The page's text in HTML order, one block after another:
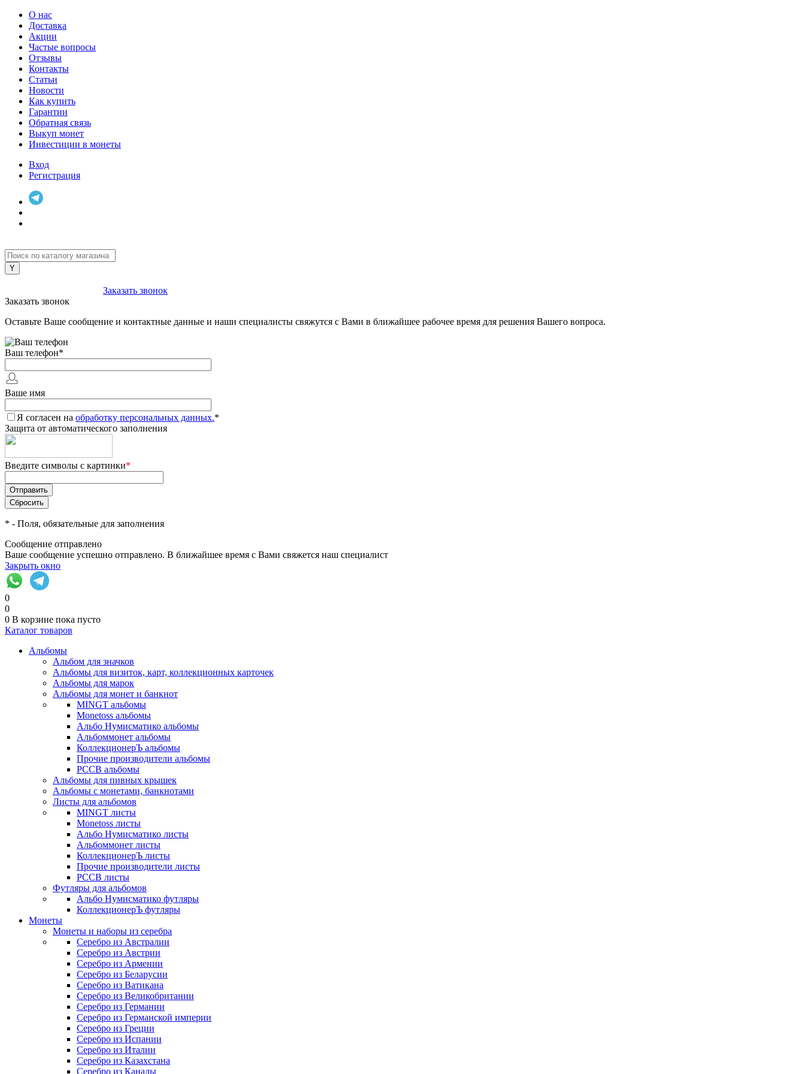
О нас
Доставка
Акции
Частые вопросы
Отзывы
Контакты
Статьи
Новости
Как купить
Гарантии
Обратная связь
Выкуп монет
Инвестиции в монеты
Вход
Регистрация
Заказать звонок
Заказать звонок
Оставьте Ваше сообщение и контактные данные и наши специалисты свяжутся с Вами в ближайшее рабочее время для решения Вашего вопроса.
Ваш телефон*
Ваше имя
Я согласен на обработку персональных данных.*
Защита от автоматического заполнения
Введите символы с картинки*
* - Поля, обязательные для заполнения
Сообщение отправлено
Ваше сообщение успешно отправлено. В ближайшее время с Вами свяжется наш специалист
Закрыть окно
0
0
0 В корзине пока пусто
Каталог товаров
Альбомы
Альбом для значков
Альбомы для визиток, карт, коллекционных карточек
Альбомы для марок
Альбомы для монет и банкнот
MINGT альбомы
Monetoss альбомы
Альбо Нумисматико альбомы
Альбоммонет альбомы
КоллекционерЪ альбомы
Прочие производители альбомы
РССВ альбомы
Альбомы для пивных крышек
Альбомы с монетами, банкнотами
Листы для альбомов
MINGT листы
Monetoss листы
Альбо Нумисматико листы
Альбоммонет листы
КоллекционерЪ листы
Прочие производители листы
РССВ листы
Футляры для альбомов
Альбо Нумисматико футляры
КоллекционерЪ футляры
Монеты
Монеты и наборы из серебра
Серебро из Австралии
Серебро из Австрии
Серебро из Армении
Серебро из Беларусии
Серебро из Ватикана
Серебро из Великобритании
Серебро из Германии
Серебро из Германской империи
Серебро из Греции
Серебро из Испании
Серебро из Италии
Серебро из Казахстана
Серебро из Канады